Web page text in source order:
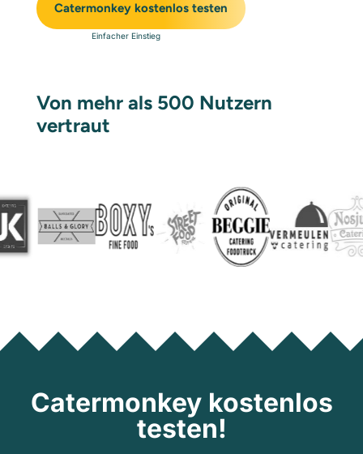
Catermonkey kostenlos testen
Einfacher Einstieg
Von mehr als 500 Nutzern
vertraut
Catermonkey kostenlos
testen!